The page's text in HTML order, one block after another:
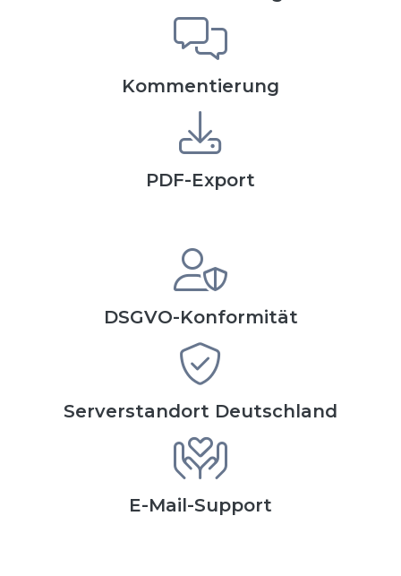
Kommentierung
PDF-Export
DSGVO-Konformität
Serverstandort Deutschland
E-Mail-Support